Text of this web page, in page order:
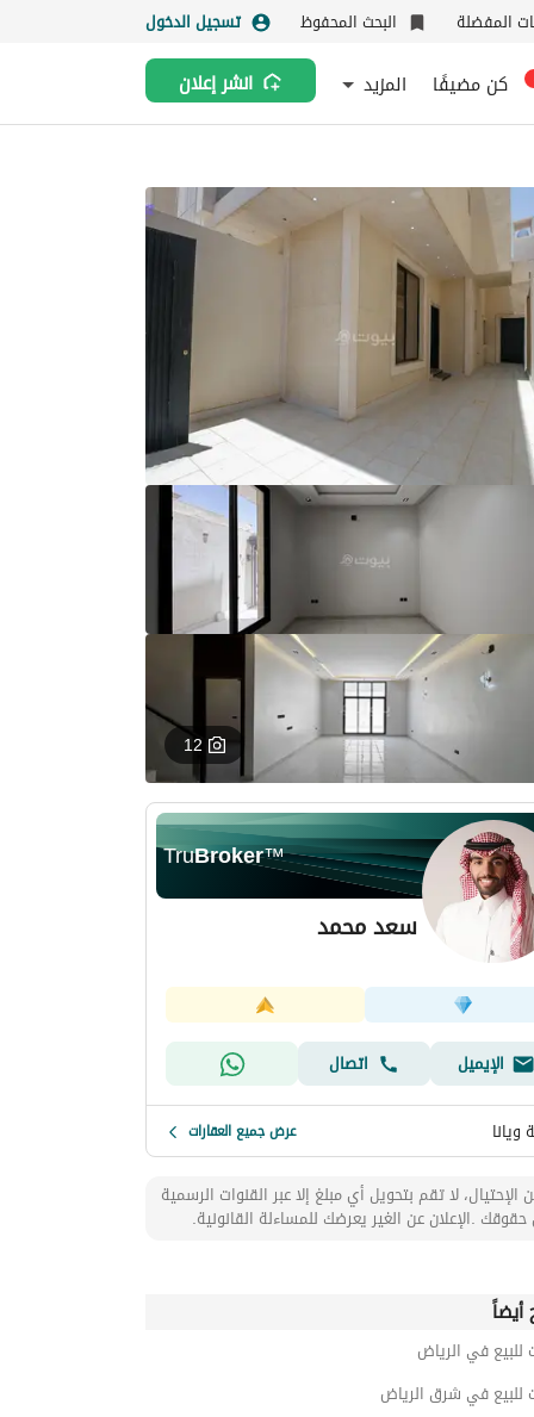
المفضلة البحث المحفوظ تسجيل الدخول
كن مضيفًا المزيد انشر إعلان
12
TruBroker™
سعد محمد
الإيميل اتصال
عرض جميع العقارات
الإحتيال، لا تقم بتحويل أي مبلغ إلا عبر القنوات الرسمية
.الإعلان عن الغير يعرضك للمساءلة القانونية.
للبيع في الرياض
للبيع في شرق الرياض